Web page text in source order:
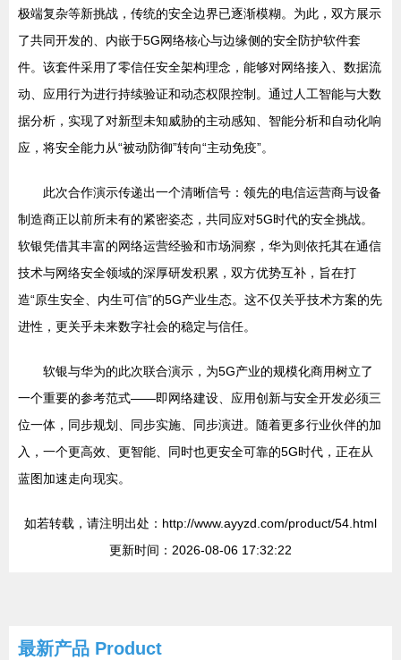
极端复杂等新挑战，传统的安全边界已逐渐模糊。为此，双方展示
了共同开发的、内嵌于5G网络核心与边缘侧的安全防护软件套
件。该套件采用了零信任安全架构理念，能够对网络接入、数据流
动、应用行为进行持续验证和动态权限控制。通过人工智能与大数
据分析，实现了对新型未知威胁的主动感知、智能分析和自动化响
应，将安全能力从“被动防御”转向“主动免疫”。
此次合作演示传递出一个清晰信号：领先的电信运营商与设备
制造商正以前所未有的紧密姿态，共同应对5G时代的安全挑战。
软银凭借其丰富的网络运营经验和市场洞察，华为则依托其在通信
技术与网络安全领域的深厚研发积累，双方优势互补，旨在打
造“原生安全、内生可信”的5G产业生态。这不仅关乎技术方案的先
进性，更关乎未来数字社会的稳定与信任。
软银与华为的此次联合演示，为5G产业的规模化商用树立了
一个重要的参考范式——即网络建设、应用创新与安全开发必须三
位一体，同步规划、同步实施、同步演进。随着更多行业伙伴的加
入，一个更高效、更智能、同时也更安全可靠的5G时代，正在从
蓝图加速走向现实。
如若转载，请注明出处：http://www.ayyzd.com/product/54.html
更新时间：2026-08-06 17:32:22
最新产品 Product